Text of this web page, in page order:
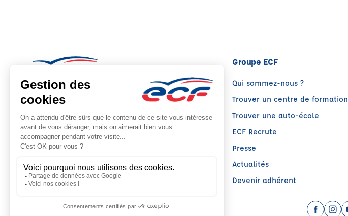
Note : 4.74/5
Moyenne calculée sur 19166 avis
Groupe ECF
Qui sommez-nous ?
Trouver un centre de formation
Trouver une auto-école
ECF Recrute
Presse
Actualités
Devenir adhérent